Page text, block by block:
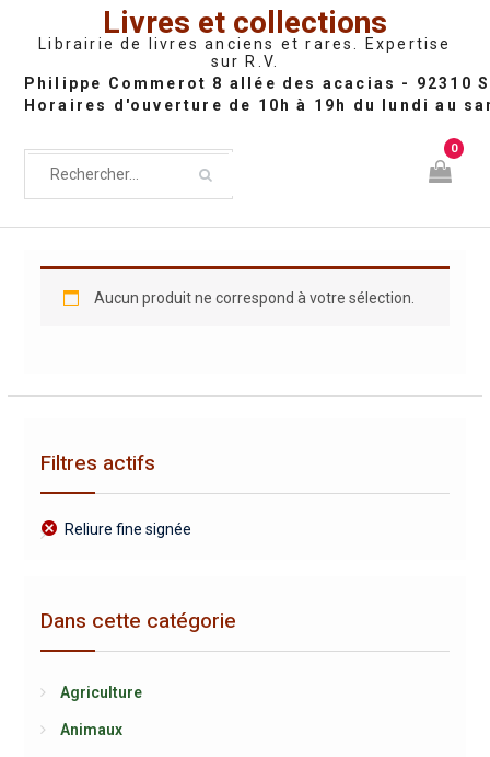
Livres et collections
Librairie de livres anciens et rares. Expertise
sur R.V.
0
Aucun produit ne correspond à votre sélection.
Filtres actifs
Reliure fine signée
Dans cette catégorie
Agriculture
Animaux